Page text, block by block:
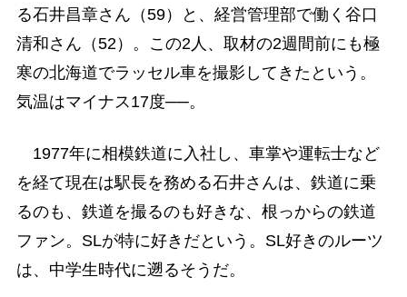
る石井昌章さん（59）と、経営管理部で働く谷口
清和さん（52）。この2人、取材の2週間前にも極
寒の北海道でラッセル車を撮影してきたという。
気温はマイナス17度──。
1977年に相模鉄道に入社し、車掌や運転士など
を経て現在は駅長を務める石井さんは、鉄道に乗
るのも、鉄道を撮るのも好きな、根っからの鉄道
ファン。SLが特に好きだという。SL好きのルーツ
は、中学生時代に遡るそうだ。